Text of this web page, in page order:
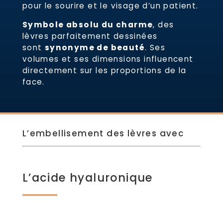
pour le sourire et le visage d’un patient.
Symbole absolu du charme, des
lèvres parfaitement dessinées
sont synonyme de beauté. Ses
volumes et ses dimensions influencent
directement sur les proportions de la
face.
L’embellisement des lèvres avec
L’acide hyaluronique